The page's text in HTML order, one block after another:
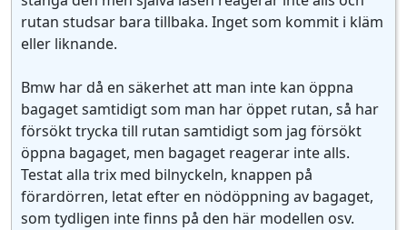
rutan studsar bara tillbaka. Inget som kommit i kläm
eller liknande.
Bmw har då en säkerhet att man inte kan öppna
bagaget samtidigt som man har öppet rutan, så har
försökt trycka till rutan samtidigt som jag försökt
öppna bagaget, men bagaget reagerar inte alls.
Testat alla trix med bilnyckeln, knappen på
förardörren, letat efter en nödöppning av bagaget,
som tydligen inte finns på den här modellen osv.